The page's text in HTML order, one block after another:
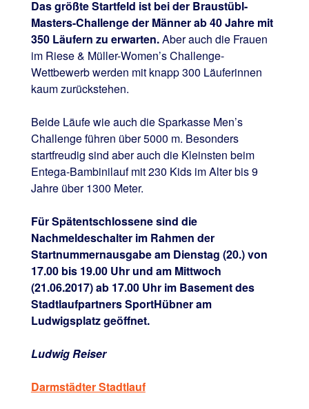
Das größte Startfeld ist bei der Braustübl-
Masters-Challenge der Männer ab 40 Jahre mit
350 Läufern zu erwarten.Aber auch die Frauen
im Riese & Müller-Women’s Challenge-
Wettbewerb werden mit knapp 300 Läuferinnen
kaum zurückstehen.
Beide Läufe wie auch die Sparkasse Men’s
Challenge führen über 5000 m. Besonders
startfreudig sind aber auch die Kleinsten beim
Entega-Bambinilauf mit 230 Kids im Alter bis 9
Jahre über 1300 Meter.
Für Spätentschlossene sind die
Nachmeldeschalter im Rahmen der
Startnummernausgabe am Dienstag (20.) von
17.00 bis 19.00 Uhr und am Mittwoch
(21.06.2017) ab 17.00 Uhr im Basement des
Stadtlaufpartners SportHübner am
Ludwigsplatz geöffnet.
Ludwig Reiser
Darmstädter Stadtlauf